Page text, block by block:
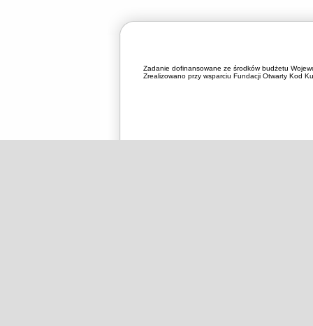
Zadanie dofinansowane ze środków budżetu
Zrealizowano przy wsparciu Fundacji Otwarty Kod